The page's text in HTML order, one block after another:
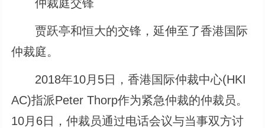
仲裁庭交锋
贾跃亭和恒大的交锋，延伸至了香港国际
仲裁庭。
2018年10月5日，香港国际仲裁中心(HKI
AC)指派Peter Thorp作为紧急仲裁的仲裁员。
10月6日，仲裁员通过电话会议与当事双方讨